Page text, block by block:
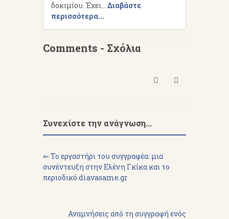
δοκιμίου. Έχει... Διαβάστε
περισσότερα...
Comments - Σχόλια
Συνεχίστε την ανάγνωση...
⇐ Το εργαστήρι του συγγραφέα: μια
συνέντευξη στην Ελένη Γκίκα και το
περιοδικό diavasame.gr
Αναμνήσεις από τη συγγραφή ενός